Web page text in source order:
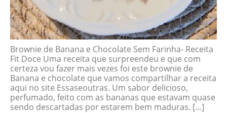
Brownie de Banana e Chocolate Sem Farinha- Receita
Fit Doce Uma receita que surpreendeu e que com
certeza vou fazer mais vezes foi este brownie de
Banana e chocolate que vamos compartilhar a receita
aqui no site Essaseoutras. Um sabor delicioso,
perfumado, feito com as bananas que estavam quase
sendo descartadas por estarem bem maduras. […]